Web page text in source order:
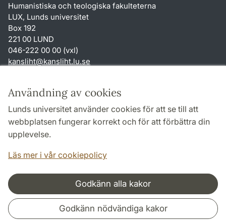
Användning av cookies
Lunds universitet använder cookies för att se till att
webbplatsen fungerar korrekt och för att förbättra din
upplevelse.
Läs mer i vår cookiepolicy
Godkänn alla kakor
Godkänn nödvändiga kakor
Humanistiska och teologiska fakulteterna
LUX, Lunds universitet
Box 192
221 00 LUND
046-222 00 00 (vxl)
kansliht@kansliht.lu.se
Genvägar
Om webbplatsen och cookies
Behandling av personuppgifter
Tillgänglighetsredogörelse
Samarbeten och nätverk